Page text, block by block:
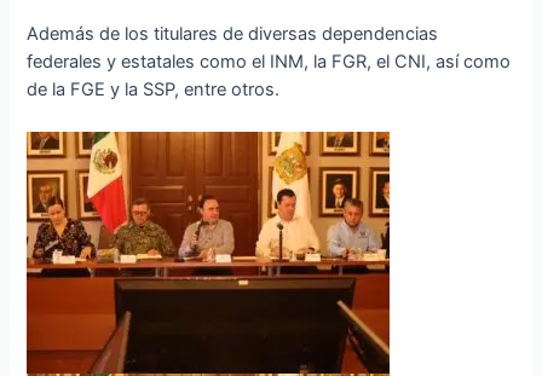
Además de los titulares de diversas dependencias
federales y estatales como el INM, la FGR, el CNI, así como
de la FGE y la SSP, entre otros.